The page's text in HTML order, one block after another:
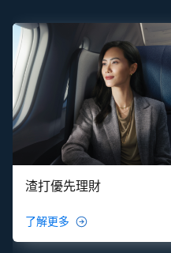
渣打優先理財
了解更多